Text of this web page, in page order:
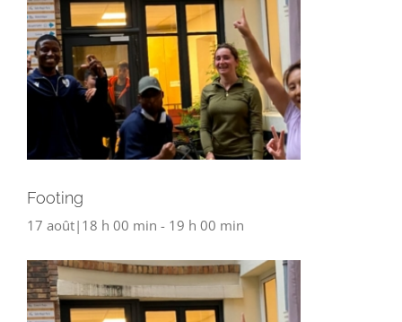
Footing
17 août|18 h 00 min - 19 h 00 min